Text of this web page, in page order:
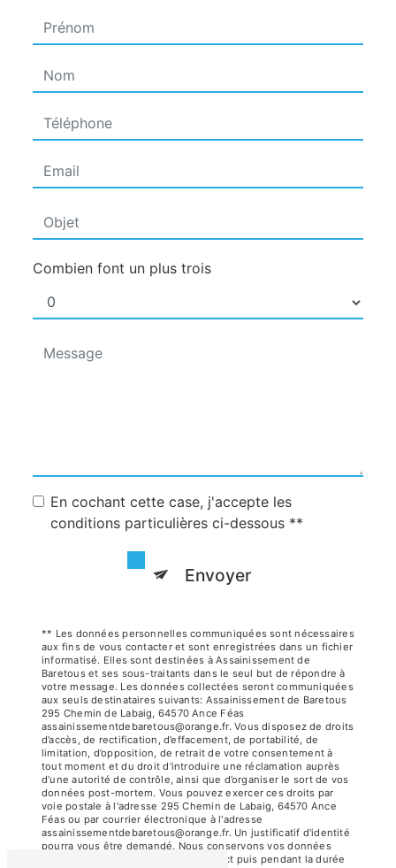
Combien font un plus trois
En cochant cette case, j'accepte les
conditions particulières ci-dessous **
Envoyer
** Les données personnelles communiquées sont nécessaires
aux fins de vous contacter et sont enregistrées dans un fichier
informatisé. Elles sont destinées à Assainissement de
Baretous et ses sous-traitants dans le seul but de répondre à
votre message. Les données collectées seront communiquées
aux seuls destinataires suivants: Assainissement de Baretous
295 Chemin de Labaig, 64570 Ance Féas
assainissementdebaretous@orange.fr. Vous disposez de droits
d’accès, de rectification, d’effacement, de portabilité, de
limitation, d’opposition, de retrait de votre consentement à
tout moment et du droit d’introduire une réclamation auprès
d’une autorité de contrôle, ainsi que d’organiser le sort de vos
données post-mortem. Vous pouvez exercer ces droits par
voie postale à l'adresse 295 Chemin de Labaig, 64570 Ance
Féas ou par courrier électronique à l'adresse
assainissementdebaretous@orange.fr. Un justificatif d'identité
pourra vous être demandé. Nous conservons vos données
pendant la période de prise de contact puis pendant la durée